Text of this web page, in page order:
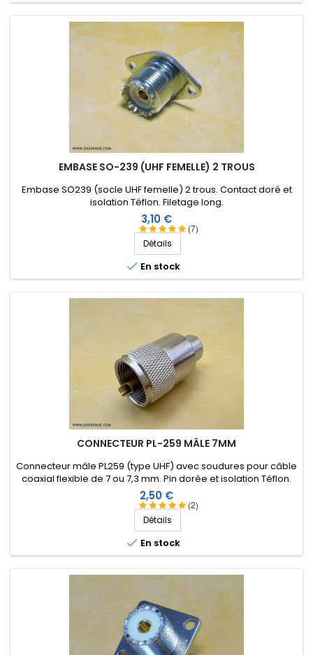
EMBASE SO-239 (UHF FEMELLE) 2 TROUS
(7)
Embase SO239 (socle UHF femelle) 2 trous. Contact doré et
isolation Téflon . Filetage long .
Prix
3,10 €
Détails
 En stock
CONNECTEUR PL-259 MÂLE 7MM
(2)
Connecteur mâle PL259 (type UHF) avec soudures pour câble
coaxial flexible de 7 ou 7,3 mm. Pin dorée et isolation Téflon.
Prix
2,50 €
Détails
 En stock